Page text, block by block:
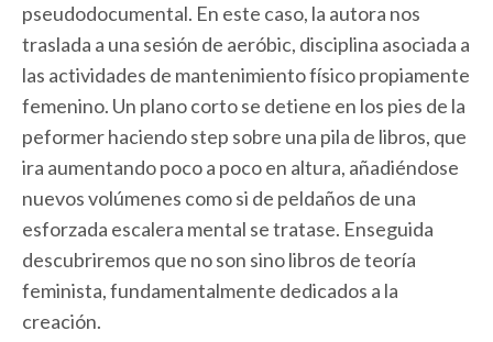
pseudodocumental. En este caso, la autora nos
traslada a una sesión de aeróbic, disciplina asociada a
las actividades de mantenimiento físico propiamente
femenino. Un plano corto se detiene en los pies de la
peformer haciendo step sobre una pila de libros, que
ira aumentando poco a poco en altura, añadiéndose
nuevos volúmenes como si de peldaños de una
esforzada escalera mental se tratase. Enseguida
descubriremos que no son sino libros de teoría
feminista, fundamentalmente dedicados a la
creación.